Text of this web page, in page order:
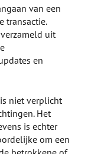
van een
transactie.
uit
en
niet verplicht
Het
is echter
om een